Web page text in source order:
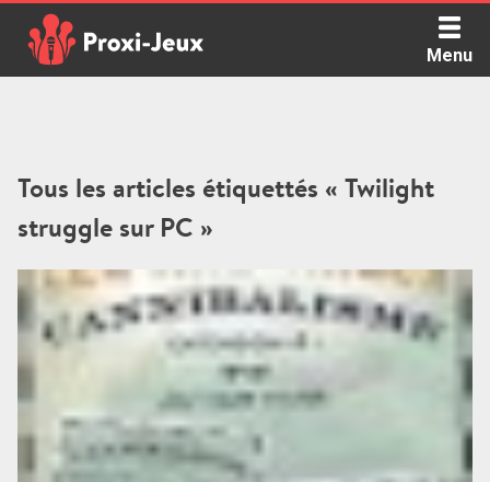
content
Menu
Tous les articles étiquettés « Twilight
struggle sur PC »